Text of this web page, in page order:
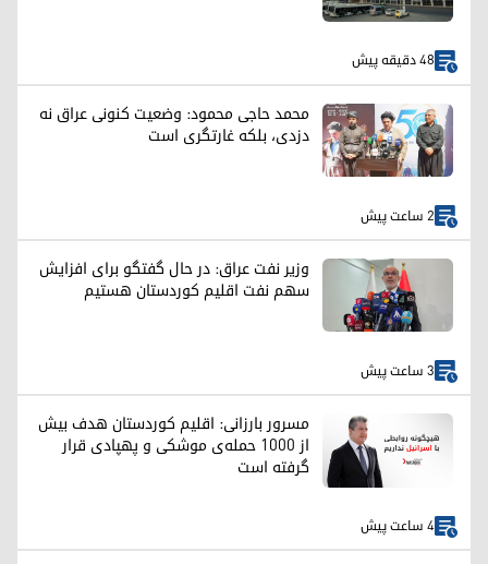
48 دقیقه پیش
محمد حاجی محمود: وضعیت کنونی عراق نه
دزدی، بلکه غارتگری است
2 ساعت پیش
وزیر نفت عراق: در حال گفتگو برای افزایش
سهم نفت اقلیم کوردستان هستیم
3 ساعت پیش
مسرور بارزانی: اقلیم کوردستان هدف بیش
از ۱۰۰۰ حمله‌ی موشکی و پهپادی قرار
گرفته است
4 ساعت پیش